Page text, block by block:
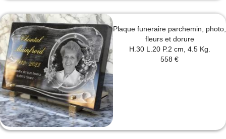
Plaque funeraire parchemin, photo,
fleurs et dorure
H.30 L.20 P.2 cm, 4.5 Kg.
558 €